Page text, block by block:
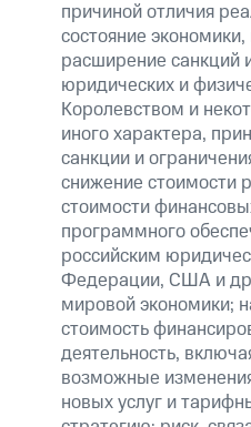
причиной отличия
состояние
расширение санкций
юридических и
Королевством и
иного характера,
санкции и
снижение стоимости
стоимости
программного
российским
Федерации, США и
мировой экономики;
стоимость
деятельность,
возможные
новых услуг и